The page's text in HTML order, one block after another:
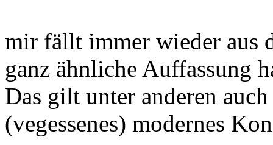
mir fällt immer wieder aus
ganz ähnliche Auffassung
Das gilt unter anderen
(vegessenes) modernes